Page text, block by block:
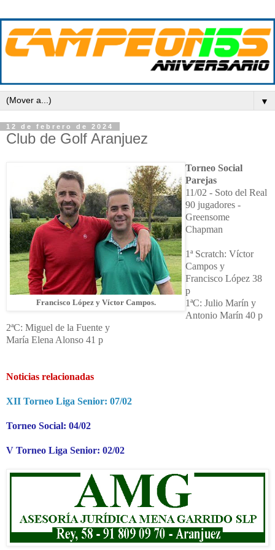
▼
12 de febrero de 2024
Club de Golf Aranjuez
Francisco López y Víctor Campos.
Torneo Social
Parejas
11/02 - Soto del Real
90 jugadores -
Greensome
Chapman
1ª Scratch: Víctor
Campos y
Francisco López 38
p
1ªC: Julio Marín y
Antonio Marín 40 p
2ªC: Miguel de la Fuente y
María Elena Alonso 41 p
Noticias relacionadas
XII Torneo Liga Senior: 07/02
Torneo Social: 04/02
V Torneo Liga Senior: 02/02